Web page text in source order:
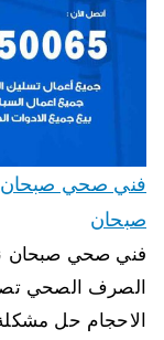
صبحان
فني صحي صبحان
الصرف الصحي
الاحجام حل